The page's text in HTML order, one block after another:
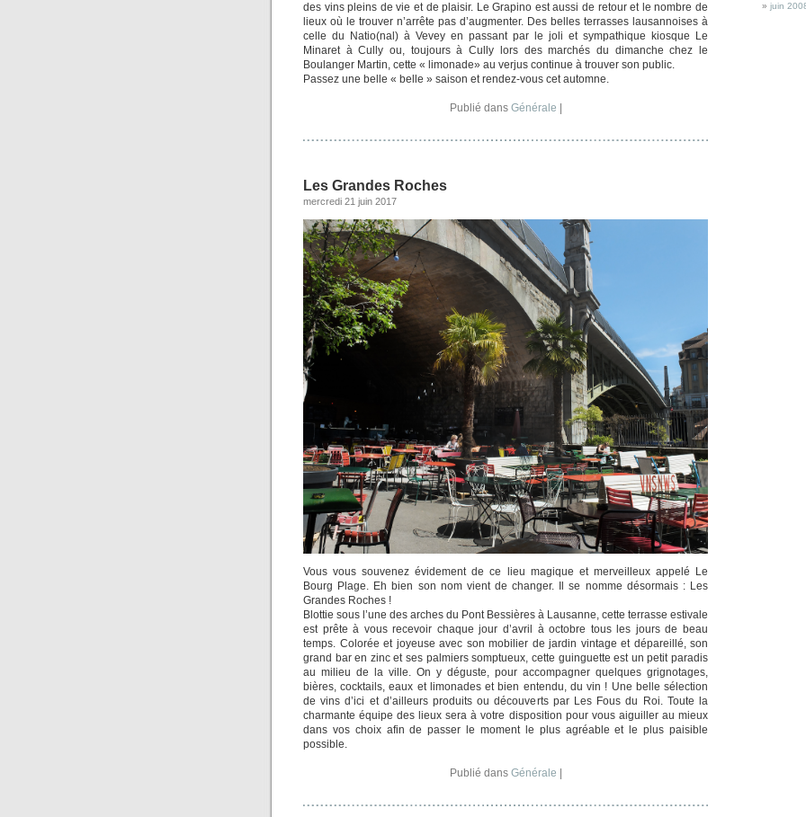
des vins pleins de vie et de plaisir. Le Grapino est aussi de retour et le nombre de
lieux où le trouver n’arrête pas d’augmenter. Des belles terrasses lausannoises à
celle du Natio(nal) à Vevey en passant par le joli et sympathique kiosque Le
Minaret à Cully ou, toujours à Cully lors des marchés du dimanche chez le
Boulanger Martin, cette « limonade» au verjus continue à trouver son public.
Passez une belle « belle » saison et rendez-vous cet automne.
Publié dans Générale
Les Grandes Roches
mercredi 21 juin 2017
Vous vous souvenez évidement de ce lieu magique et merveilleux appelé Le
Bourg Plage. Eh bien son nom vient de changer. Il se nomme désormais : Les
Grandes Roches !
Blottie sous l’une des arches du Pont Bessières à Lausanne, cette terrasse estivale
est prête à vous recevoir chaque jour d’avril à octobre tous les jours de beau
temps. Colorée et joyeuse avec son mobilier de jardin vintage et dépareillé, son
grand bar en zinc et ses palmiers somptueux, cette guinguette est un petit paradis
au milieu de la ville. On y déguste, pour accompagner quelques grignotages,
bières, cocktails, eaux et limonades et bien entendu, du vin ! Une belle sélection
de vins d’ici et d’ailleurs produits ou découverts par Les Fous du Roi. Toute la
charmante équipe des lieux sera à votre disposition pour vous aiguiller au mieux
dans vos choix afin de passer le moment le plus agréable et le plus paisible
possible.
Publié dans Générale
juin